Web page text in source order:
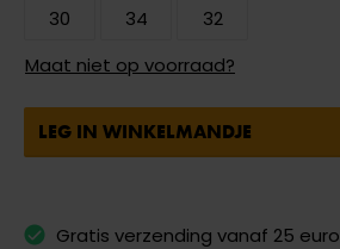
30
34
32
Maat niet op voorraad?
LEG IN WINKELMANDJE
Gratis verzending vanaf 25 euro